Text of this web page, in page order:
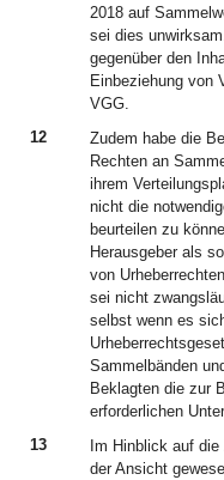
2018 auf
sei dies
gegenüber den
Einbeziehung von
VGG.
12
Zudem habe die
Rechten an
ihrem
nicht die
beurteilen zu
Herausgeber als
von
sei nicht
selbst wenn es
Sammelbänden
Beklagten die zur
erforderlichen
13
Im Hinblick auf
der Ansicht